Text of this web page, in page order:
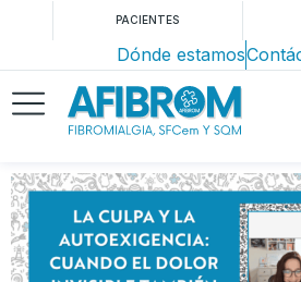
PACIENTES
Dónde estamos